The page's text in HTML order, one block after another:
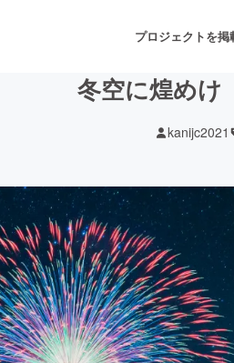
プロジェクトを掲
音楽
ゲーム・サービス開発
書籍・雑誌出版
冬空に煌めけ
kanijc2021